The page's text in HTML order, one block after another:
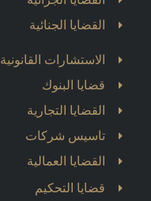
القضايا الجنائية
الاستشارات القانونية
قضايا البنوك
القضايا التجارية
تاسيس شركات
القضايا العمالية
قضايا التحكيم